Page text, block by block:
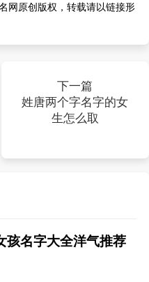
网原创版权，转载请以链接形
下一篇
姓唐两个字名字的女
生怎么取
孩名字大全洋气推荐